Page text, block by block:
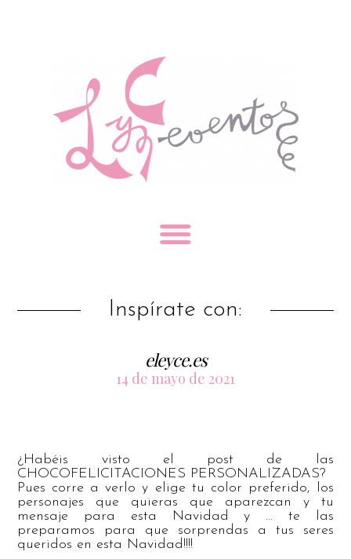
Inspírate con:
eleyce.es
14 de mayo de 2021
¿Habéis visto el post de las
CHOCOFELICITACIONES PERSONALIZADAS?
Pues corre a verlo y elige tu color preferido, los
personajes que quieras que aparezcan y tu
mensaje para esta Navidad y … te las
preparamos para que sorprendas a tus seres
queridos en esta Navidad!!!!